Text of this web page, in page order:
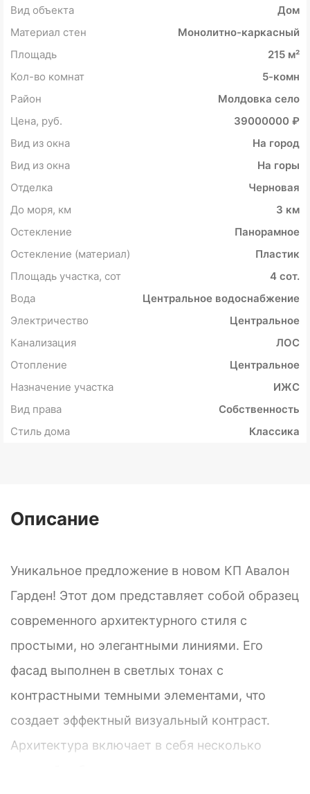
Вид объекта
Дом
Материал стен
Монолитно-каркасный
Площадь
215 м²
Кол-во комнат
5-комн
Район
Молдовка село
Цена, руб.
39000000 ₽
Вид из окна
На город
Вид из окна
На горы
Отделка
Черновая
До моря, км
3 км
Остекление
Панорамное
Остекление (материал)
Пластик
Площадь участка, сот
4 сот.
Вода
Центральное водоснабжение
Электричество
Центральное
Канализация
ЛОС
Отопление
Центральное
Назначение участка
ИЖС
Вид права
Собственность
Стиль дома
Классика
Описание
Уникальное предложение в новом КП Авалон
Гарден! Этот дом представляет собой образец
современного архитектурного стиля с
простыми, но элегантными линиями. Его
фасад выполнен в светлых тонах с
контрастными темными элементами, что
создает эффектный визуальный контраст.
Архитектура включает в себя несколько